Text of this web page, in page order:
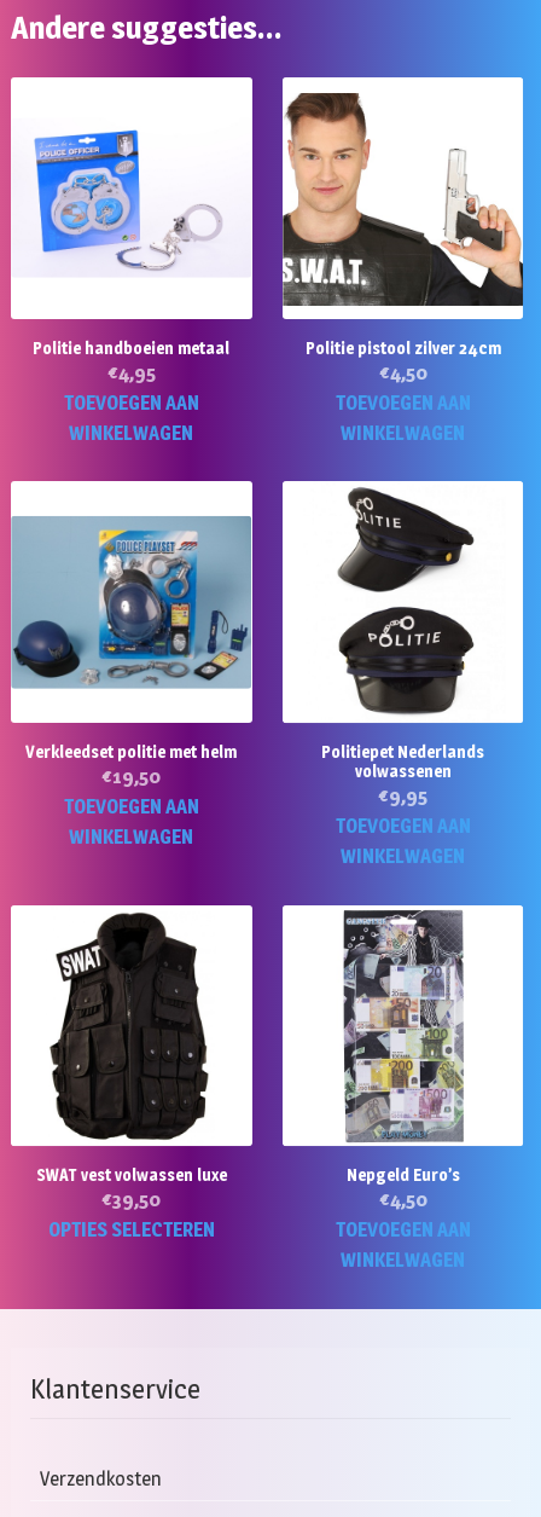
Andere suggesties…
Politie handboeien metaal
€4,95
TOEVOEGEN AAN
WINKELWAGEN
Politie pistool zilver 24cm
€4,50
TOEVOEGEN AAN
WINKELWAGEN
Verkleedset politie met helm
€19,50
TOEVOEGEN AAN
WINKELWAGEN
Politiepet Nederlands
volwassenen
€9,95
TOEVOEGEN AAN
WINKELWAGEN
SWAT vest volwassen luxe
€39,50
OPTIES SELECTEREN
Nepgeld Euro’s
€4,50
TOEVOEGEN AAN
WINKELWAGEN
Klantenservice
Verzendkosten